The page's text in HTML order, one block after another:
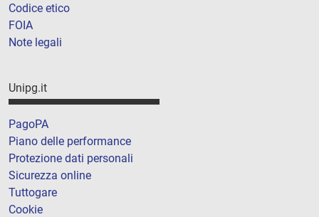
Codice etico
FOIA
Note legali
Unipg.it
PagoPA
Piano delle performance
Protezione dati personali
Sicurezza online
Tuttogare
Cookie